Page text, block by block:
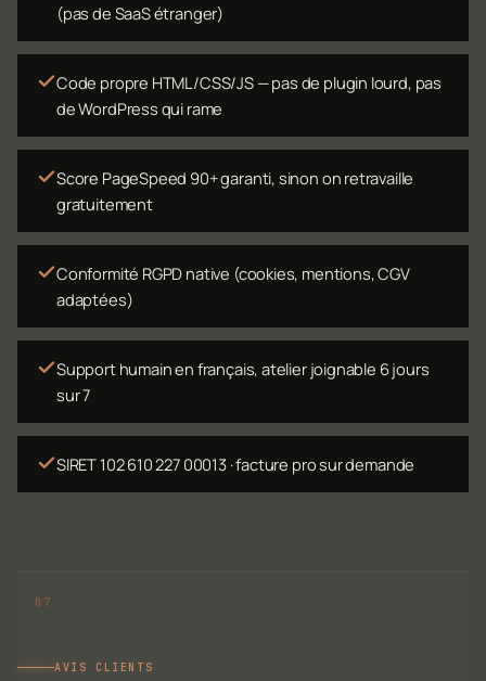
(pas de SaaS étranger)
Code propre HTML/CSS/JS — pas de plugin lourd, pas
de WordPress qui rame
Score PageSpeed 90+ garanti, sinon on retravaille
gratuitement
Conformité RGPD native (cookies, mentions, CGV
adaptées)
Support humain en français, atelier joignable 6 jours
sur 7
SIRET 102 610 227 00013 · facture pro sur demande
AVIS CLIENTS